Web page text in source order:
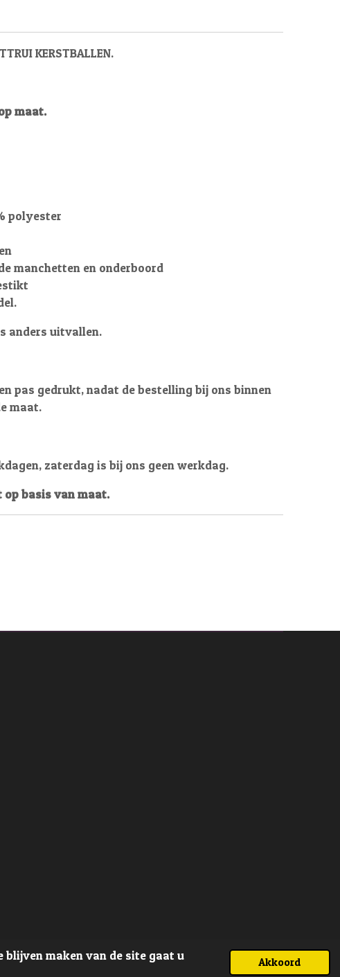
maken van de site gaat u
Akkoord
KERSTBALLEN.
maat.
polyester
manchetten en onderboord
anders uitvallen.
pas gedrukt, nadat de bestelling bij ons binnen
maat.
zaterdag is bij ons geen werkdag.
basis van maat.